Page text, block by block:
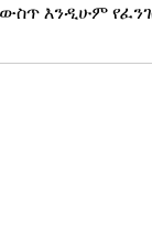
እንዲሁም